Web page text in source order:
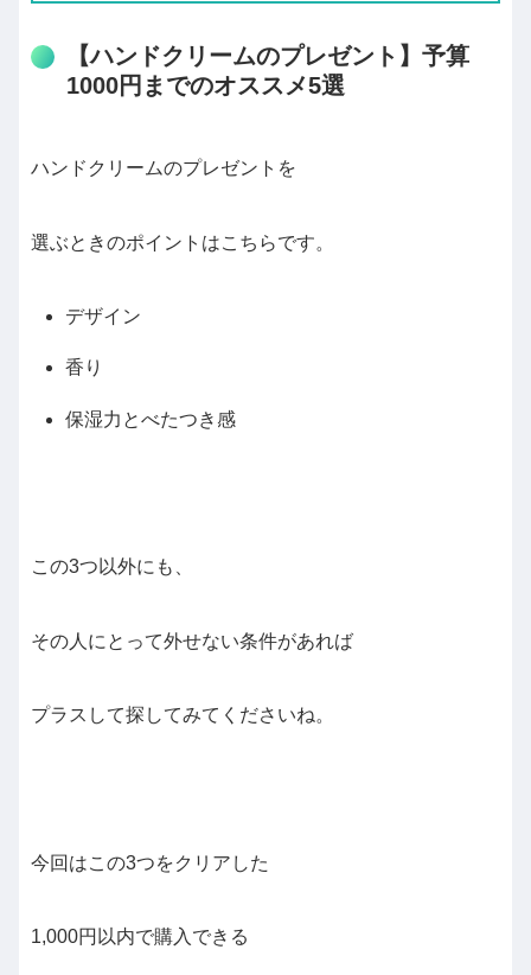
【ハンドクリームのプレゼント】予算
1000円までのオススメ5選
ハンドクリームのプレゼントを
選ぶときのポイントはこちらです。
デザイン
香り
保湿力とべたつき感
この3つ以外にも、
その人にとって外せない条件があれば
プラスして探してみてくださいね。
今回はこの3つをクリアした
1,000円以内で購入できる